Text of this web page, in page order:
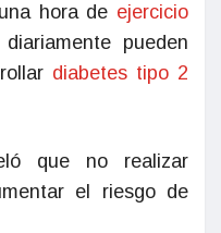
hora de ejercicio
pueden
diabetes tipo 2
que no realizar
el riesgo de